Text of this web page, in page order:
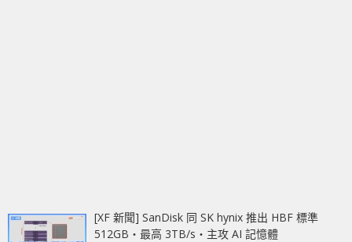
[XF 新聞] SanDisk 同 SK hynix 推出 HBF 標準
512GB‧最高 3TB/s‧主攻 AI 記憶體